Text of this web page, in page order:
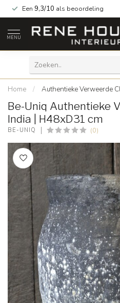
Een 9,3/10 als beoordeling
MENU
Home / Authentieke Verweerde
Be-Uniq Authentieke
India | H48xD31 cm
BE-UNIQ (0)